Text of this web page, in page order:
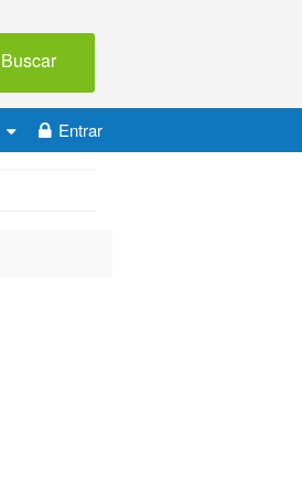
Buscar
Entrar